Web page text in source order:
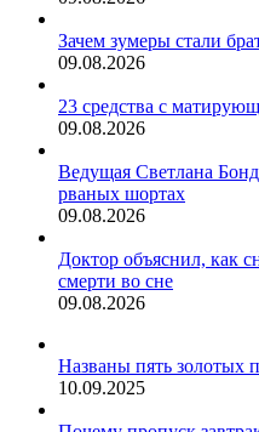
Зачем зумеры стали
09.08.2026
23 средства с
09.08.2026
Ведущая Светлана
рваных шортах
09.08.2026
Доктор объяснил, как
смерти во сне
09.08.2026
Названы пять золотых
10.09.2025